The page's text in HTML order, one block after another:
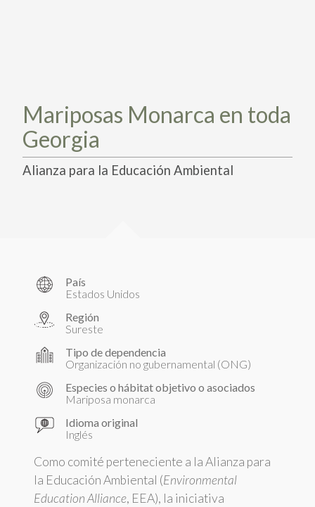
Mariposas Monarca en toda
Georgia
Alianza para la Educación Ambiental
País
Estados Unidos
Región
Sureste
Tipo de dependencia
Organización no gubernamental (ONG)
Especies o hábitat objetivo o asociados
Mariposa monarca
Idioma original
Inglés
Como comité perteneciente a la Alianza para
la Educación Ambiental (Environmental
Education Alliance, EEA), la iniciativa